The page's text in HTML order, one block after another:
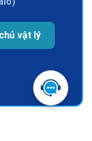
vật lý